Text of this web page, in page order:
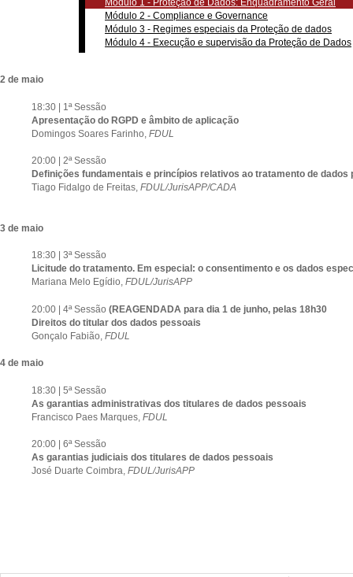
Módulo 2 - Compliance e Governance
Módulo 3 - Regimes especiais da Proteção de dados
Módulo 4 - Execução e supervisão da Proteção de Dados
2 de maio
18:30 | 1ª Sessão
Apresentação do RGPD e âmbito de aplicação
Domingos Soares Farinho, FDUL
20:00 | 2ª Sessão
Definições fundamentais e princípios relativos ao tratamento de dados
Tiago Fidalgo de Freitas, FDUL/JurisAPP/CADA
3 de maio
18:30 | 3ª Sessão
Licitude do tratamento. Em especial: o consentimento e os dados
Mariana Melo Egídio, FDUL/JurisAPP
20:00 | 4ª Sessão (REAGENDADA para dia 1 de junho, pelas 18h30
Direitos do titular dos dados pessoais
Gonçalo Fabião, FDUL
4 de maio
18:30 | 5ª Sessão
As garantias administrativas dos titulares de dados pessoais
Francisco Paes Marques, FDUL
20:00 | 6ª Sessão
As garantias judiciais dos titulares de dados pessoais
José Duarte Coimbra, FDUL/JurisAPP